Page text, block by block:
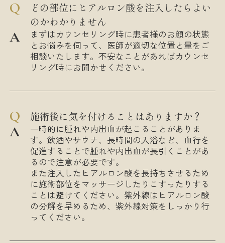
どの部位にヒアルロン酸を注入したらよい
のかわかりません
まずはカウンセリング時に患者様のお顔の状態
とお悩みを伺って、医師が適切な位置と量をご
相談いたします。不安なことがあればカウンセ
リング時にお聞かせください。
施術後に気を付けることはありますか？
一時的に腫れや内出血が起こることがありま
す。飲酒やサウナ、長時間の入浴など、血行を
促進することで腫れや内出血が長引くことがあ
るので注意が必要です。
また注入したヒアルロン酸を長持ちさせるため
に施術部位をマッサージしたりこすったりする
ことは避けてください。紫外線はヒアルロン酸
の分解を早めるため、紫外線対策をしっかり行
ってください。